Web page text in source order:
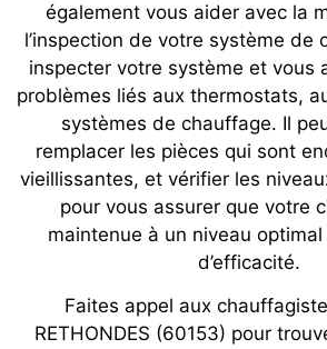
également vous aider avec la
l’inspection de votre système de
inspecter votre système et vous
problèmes liés aux thermostats,
systèmes de chauffage. Il
remplacer les pièces qui sont
vieillissantes, et vérifier les
pour vous assurer que votre
maintenue à un niveau
d’efficacité.
Faites appel aux
RETHONDES (60153) pour